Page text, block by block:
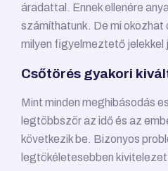
áradattal. Ennek ellenére
számíthatunk. De mi
milyen figyelmeztető jelekkel
Csőtörés gyakori
Mint minden meghibásodás
legtöbbször az idő és az
következik be. Bizonyos
legtökéletesebben